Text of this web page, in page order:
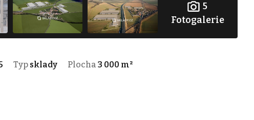
5
Fotogalerie
Typ sklady Plocha 3 000 m²